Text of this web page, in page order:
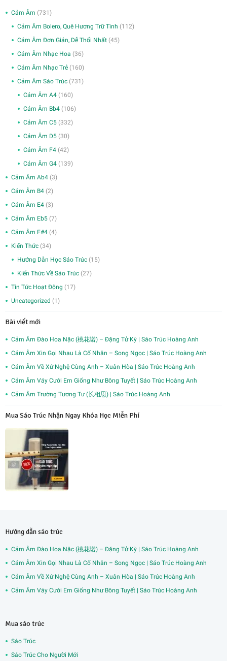
Cảm Âm (731)
Cảm Âm Bolero, Quê Hương Trữ Tình (112)
Cảm Âm Đơn Giản, Dễ Thổi Nhất (45)
Cảm Âm Nhạc Hoa (36)
Cảm Âm Nhạc Trẻ (160)
Cảm Âm Sáo Trúc (731)
Cảm Âm A4 (160)
Cảm Âm Bb4 (106)
Cảm Âm C5 (332)
Cảm Âm D5 (30)
Cảm Âm F4 (42)
Cảm Âm G4 (139)
Cảm Âm Ab4 (3)
Cảm Âm B4 (2)
Cảm Âm E4 (3)
Cảm Âm Eb5 (7)
Cảm Âm F#4 (4)
Kiến Thức (34)
Hướng Dẫn Học Sáo Trúc (15)
Kiến Thức Về Sáo Trúc (27)
Tin Tức Hoạt Động (17)
Uncategorized (1)
Bài viết mới
Cảm Âm Đào Hoa Nặc (桃花诺) – Đặng Tử Kỳ | Sáo Trúc Hoàng Anh
Cảm Âm Xin Gọi Nhau Là Cố Nhân – Song Ngọc | Sáo Trúc Hoàng Anh
Cảm Âm Về Xứ Nghệ Cùng Anh – Xuân Hòa | Sáo Trúc Hoàng Anh
Cảm Âm Váy Cưới Em Giống Như Bông Tuyết | Sáo Trúc Hoàng Anh
Cảm Âm Trường Tương Tư (长相思) | Sáo Trúc Hoàng Anh
Mua Sáo Trúc Nhận Ngay Khóa Học Miễn Phí
Hướng dẫn sáo trúc
Cảm Âm Đào Hoa Nặc (桃花诺) – Đặng Tử Kỳ | Sáo Trúc Hoàng Anh
Cảm Âm Xin Gọi Nhau Là Cố Nhân – Song Ngọc | Sáo Trúc Hoàng Anh
Cảm Âm Về Xứ Nghệ Cùng Anh – Xuân Hòa | Sáo Trúc Hoàng Anh
Cảm Âm Váy Cưới Em Giống Như Bông Tuyết | Sáo Trúc Hoàng Anh
Mua sáo trúc
Sáo Trúc
Sáo Trúc Cho Người Mới